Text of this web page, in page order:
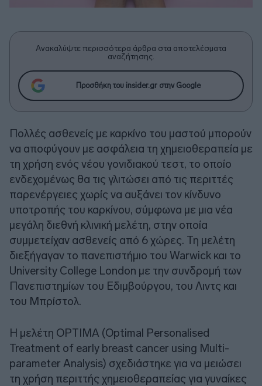
Ανακαλύψτε περισσότερα άρθρα στα αποτελέσματα
αναζήτησης.
Προσθήκη του insider.gr στην Google
Πολλές ασθενείς με καρκίνο του μαστού μπορούν
να αποφύγουν με ασφάλεια τη χημειοθεραπεία με
τη χρήση ενός νέου γονιδιακού τεστ, το οποίο
ενδεχομένως θα τις γλιτώσει από τις περιττές
παρενέργειες χωρίς να αυξάνει τον κίνδυνο
υποτροπής του καρκίνου, σύμφωνα με μια νέα
μεγάλη διεθνή κλινική μελέτη, στην οποία
συμμετείχαν ασθενείς από 6 χώρες. Τη μελέτη
διεξήγαγαν το πανεπιστήμιο του Warwick και το
University College London με την συνδρομή των
Πανεπιστημίων του Εδιμβούργου, του Λιντς και
του Μπρίστολ.
Η μελέτη OPTIMA (Optimal Personalised
Treatment of early breast cancer using Multi-
parameter Analysis) σχεδιάστηκε για να μειώσει
τη χρήση περιττής χημειοθεραπείας για γυναίκες